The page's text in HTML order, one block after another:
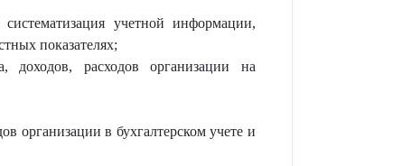
учетной информации,
показателях;
доходов, расходов организации на
организации в бухгалтерском учете и